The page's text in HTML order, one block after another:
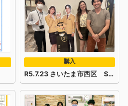
購入
R5.7.23 さいたま市西区 S様